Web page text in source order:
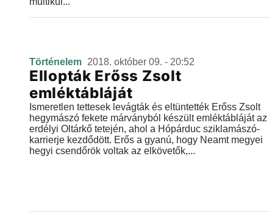
Történelem 2018. október 09. - 20:52
Ellopták Erőss Zsolt
emléktábláját
Ismeretlen tettesek levágták és eltüntették Erőss Zsolt
hegymászó fekete márványból készült emléktábláját az
erdélyi Oltárkő tetején, ahol a Hópárduc sziklamászó-
karrierje kezdődött. Erős a gyanú, hogy Neamt megyei
hegyi csendőrök voltak az elkövetők,...